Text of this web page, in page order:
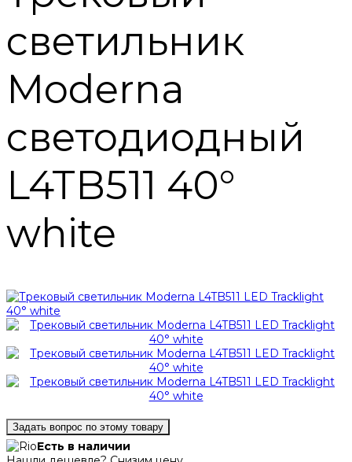
светильник
Moderna
светодиодный
L4TB511 40°
white
Задать вопрос по этому товару
Есть в наличии